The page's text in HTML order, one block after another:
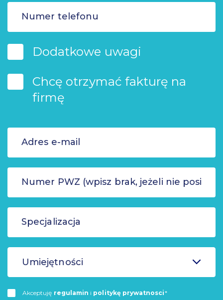
Dodatkowe uwagi
Chcę otrzymać fakturę na
firmę
Umiejętności
Akceptuję regulamin i politykę prywatnosci*